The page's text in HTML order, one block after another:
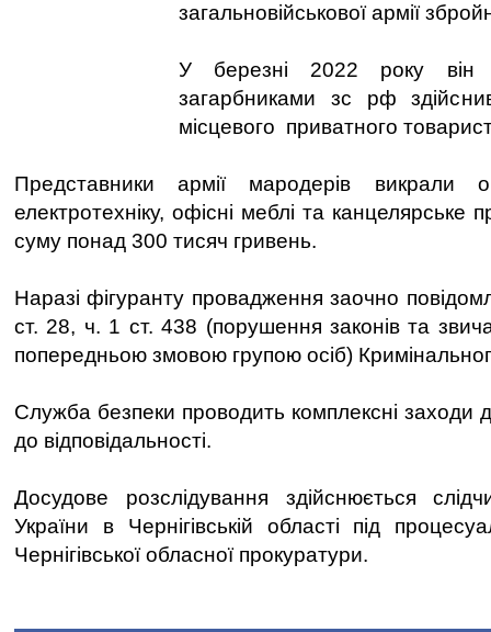
загальновійськової армії
У березні 2022 року він
загарбниками зс рф
місцевого приватного
Представники армії мародерів викрали
електротехніку, офісні меблі та канцелярське
суму понад 300 тисяч гривень.
Наразі фігуранту провадження заочно
ст. 28, ч. 1 ст. 438 (порушення законів та
попередньою змовою групою осіб)
Служба безпеки проводить комплексні заходи
до відповідальності.
Досудове розслідування здійснюється
України в Чернігівській області під
Чернігівської обласної прокуратури.